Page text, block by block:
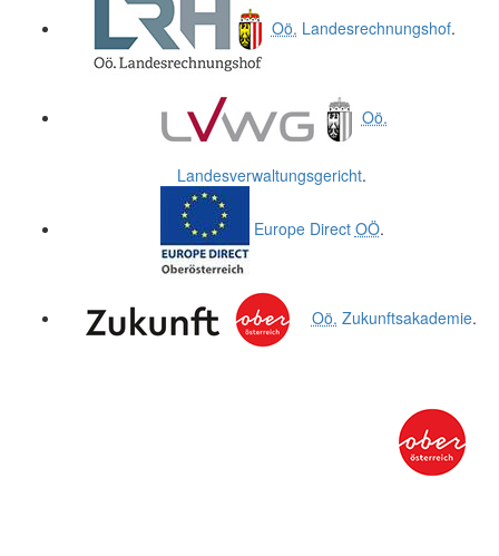
Oö. Landesrechnungshof.
Oö.
Landesverwaltungsgericht.
Europe Direct OÖ.
Oö. Zukunftsakademie.